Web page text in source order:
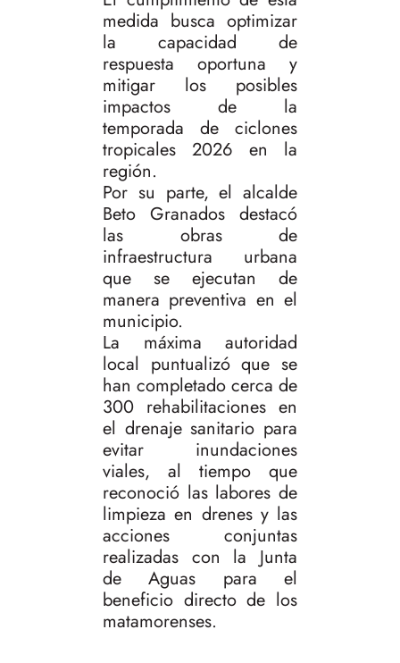
medida busca optimizar
la capacidad de
respuesta oportuna y
mitigar los posibles
impactos de la
temporada de ciclones
tropicales 2026 en la
región.
Por su parte, el alcalde
Beto Granados destacó
las obras de
infraestructura urbana
que se ejecutan de
manera preventiva en el
municipio.
La máxima autoridad
local puntualizó que se
han completado cerca de
300 rehabilitaciones en
el drenaje sanitario para
evitar inundaciones
viales, al tiempo que
reconoció las labores de
limpieza en drenes y las
acciones conjuntas
realizadas con la Junta
de Aguas para el
beneficio directo de los
matamorenses.